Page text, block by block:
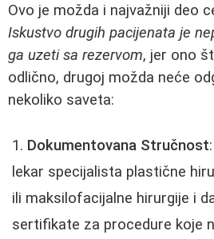
Ovo je možda i najvažniji deo
Iskustvo drugih pacijenata je
ga uzeti sa rezervom, jer ono
odlično, drugoj možda neće
nekoliko saveta:
Dokumentovana Stručnost
lekar specijalista plastične
ili maksilofacijalne hirurgije i
sertifikate za procedure koje